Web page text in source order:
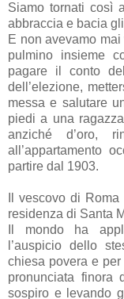
Siamo tornati così
abbraccia e bacia
E non avevamo
pulmino insieme
pagare il conto
dell’elezione,
messa e salutare
piedi a una
anziché d’oro,
all’appartamento
partire dal 1903.
Il vescovo di
residenza di Santa
Il mondo ha
l’auspicio dello
chiesa povera e
pronunciata finora
sospiro e levando